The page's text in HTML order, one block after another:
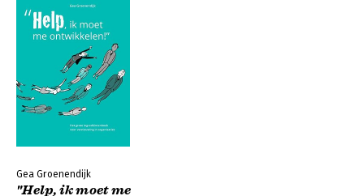
Gea Groenendijk
"Help, ik moet me